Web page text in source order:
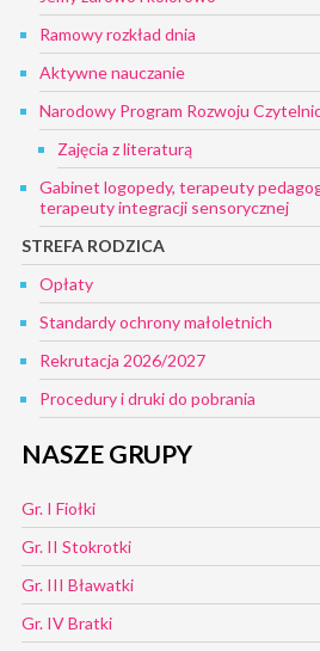
Ramowy rozkład dnia
Aktywne nauczanie
Narodowy Program Rozwoju
Zajęcia z literaturą
Gabinet logopedy, terapeuty
terapeuty integracji sensorycznej
STREFA RODZICA
Opłaty
Standardy ochrony małoletnich
Rekrutacja 2026/2027
Procedury i druki do pobrania
NASZE GRUPY
Gr. I Fiołki
Gr. II Stokrotki
Gr. III Bławatki
Gr. IV Bratki